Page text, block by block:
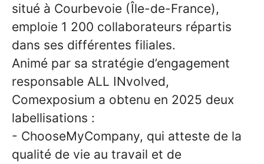
situé à Courbevoie (Île-de-France),
emploie 1 200 collaborateurs répartis
dans ses différentes filiales.
Animé par sa stratégie d’engagement
responsable ALL INvolved,
Comexposium a obtenu en 2025 deux
labellisations :
- ChooseMyCompany, qui atteste de la
qualité de vie au travail et de